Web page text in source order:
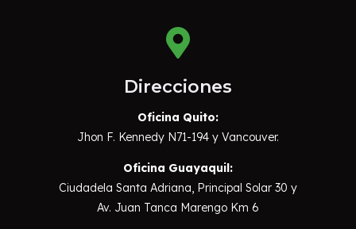
Direcciones
Oficina Quito:
Jhon F. Kennedy N71-194 y Vancouver.
Oficina Guayaquil:
Ciudadela Santa Adriana, Principal Solar 30 y
Av. Juan Tanca Marengo Km 6